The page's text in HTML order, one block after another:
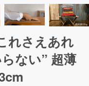
れさえあれ
ない” 超薄